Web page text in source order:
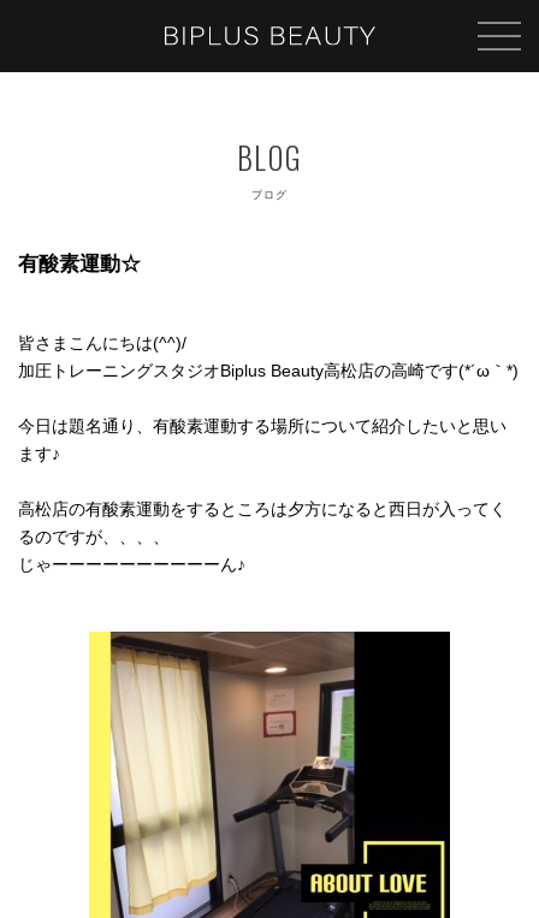
ブログ
有酸素運動☆
皆さまこんにちは(^^)/
加圧トレーニングスタジオBiplus Beauty高松店の高崎です(*´ω｀*)
今日は題名通り、有酸素運動する場所について紹介したいと思い
ます♪
高松店の有酸素運動をするところは夕方になると西日が入ってく
るのですが、、、、
じゃーーーーーーーーーーん♪